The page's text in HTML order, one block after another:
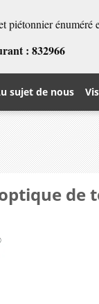
piétonnier énuméré
: 832966
sujet de nous